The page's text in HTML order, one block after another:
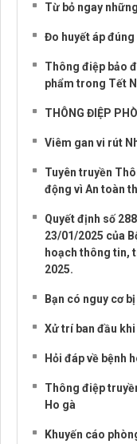
Từ bỏ ngay
Đo huyết áp đúng
Thông điệp bảo
phẩm trong Tết
THÔNG ĐIỆP
Viêm gan vi rút
Tuyên truyền
động vì An toàn
Quyết định số
23/01/2025 của
hoạch thông tin,
2025.
Bạn có nguy cơ
Xử trí ban đầu
Hỏi đáp về bệnh
Thông điệp
Ho gà
Khuyến cáo